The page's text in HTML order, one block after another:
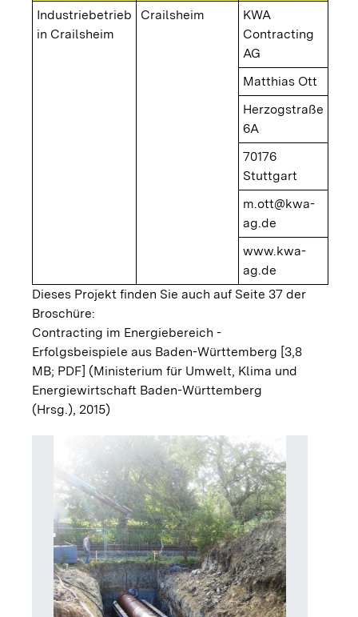
Industriebetrieb
in Crailsheim
Crailsheim
KWA
Contracting
AG
Matthias Ott
Herzogstraße
6A
70176
Stuttgart
m.ott@kwa-
ag.de
www.kwa-
ag.de
Dieses Projekt finden Sie auch auf Seite 37 der
Broschüre:
Contracting im Energiebereich -
Erfolgsbeispiele aus Baden-Württemberg [3,8
MB; PDF] (Ministerium für Umwelt, Klima und
Energiewirtschaft Baden-Württemberg
(Hrsg.), 2015)